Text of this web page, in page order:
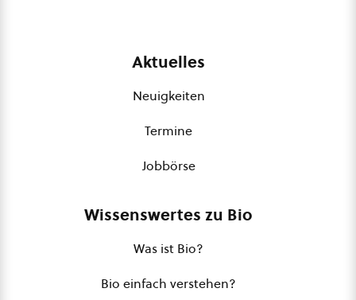
Aktuelles
Neuigkeiten
Termine
Jobbörse
Wissenswertes zu Bio
Was ist Bio?
Bio einfach verstehen?